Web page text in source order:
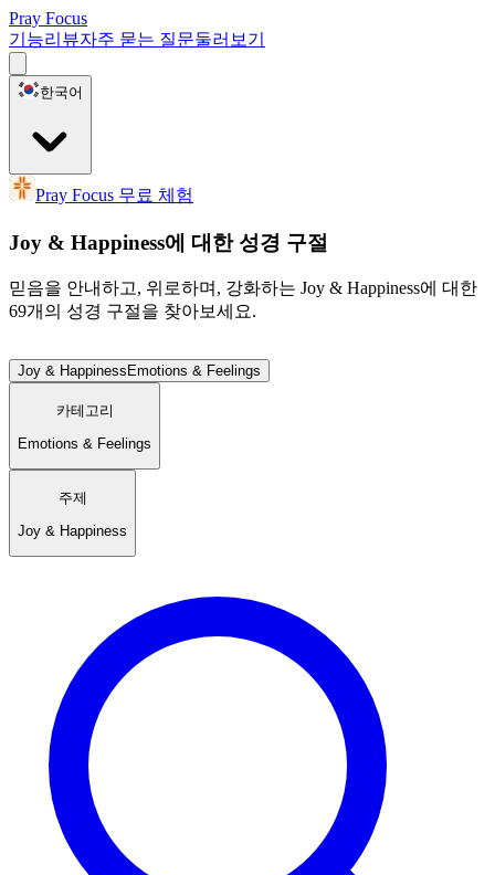
Pray Focus
기능리뷰자주 묻는 질문둘러보기
한국어
Pray Focus 무료 체험
Joy & Happiness에 대한 성경 구절
믿음을 안내하고, 위로하며, 강화하는 Joy & Happiness에 대한
69개의 성경 구절을 찾아보세요.
Joy & Happiness Emotions & Feelings
카테고리
Emotions & Feelings
주제
Joy & Happiness